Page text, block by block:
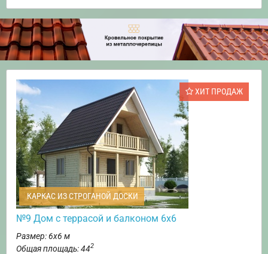
ХИТ ПРОДАЖ
КАРКАС ИЗ СТРОГАНОЙ ДОСКИ
№9 Дом с террасой и балконом 6х6
Размер: 6х6 м
Общая площадь: 442